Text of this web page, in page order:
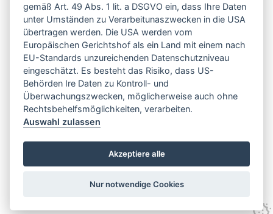
gemäß Art. 49 Abs. 1 lit. a DSGVO ein, dass Ihre Daten
unter Umständen zu Verarbeitunaszwecken in die USA
übertragen werden. Die USA werden vom
Europäischen Gerichtshof als ein Land mit einem nach
EU-Standards unzureichenden Datenschutzniveau
eingeschätzt. Es besteht das Risiko, dass US-
Behörden Ire Daten zu Kontroll- und
Überwachungszwecken, möglicherweise auch ohne
Rechtsbehelfsmöglichkeiten, verarbeiten.
Auswahl zulassen
Akzeptiere alle
Nur notwendige Cookies